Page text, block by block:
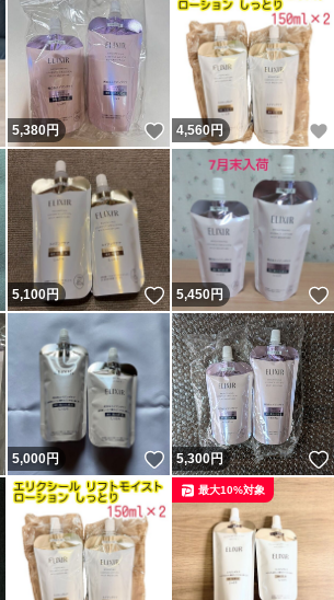
いいね！
5,380円 いいね！
4,560円
いいね！
5,100円 いいね！
5,450円
いいね！
5,000円 いいね！
5,300円
最大10%対象